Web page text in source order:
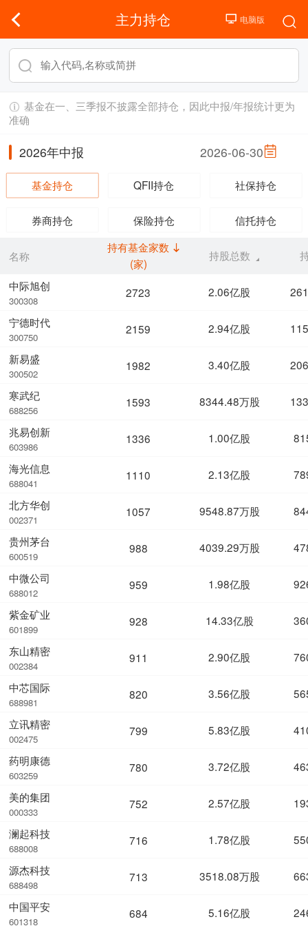
主力持仓
基金在一、三季报不披露全部持仓，因此中报/年报统计更为
准确
2026年中报 2026-06-30
基金持仓 QFII持仓 社保持仓
券商持仓 保险持仓 信托持仓
名称
中际旭创
300308
宁德时代
300750
新易盛
300502
寒武纪
688256
兆易创新
603986
海光信息
688041
北方华创
002371
贵州茅台
600519
中微公司
688012
紫金矿业
601899
东山精密
002384
中芯国际
688981
立讯精密
002475
药明康德
603259
美的集团
000333
澜起科技
688008
源杰科技
688498
中国平安
601318
持有基金家数
(家)
持股总数
2723 2.06亿股
2159 2.94亿股
1982 3.40亿股
1593 8344.48万股
1336 1.00亿股
1110 2.13亿股
1057 9548.87万股
988 4039.29万股
959 1.98亿股
928 14.33亿股
911 2.90亿股
820 3.56亿股
799 5.83亿股
780 3.72亿股
752 2.57亿股
716 1.78亿股
713 3518.08万股
684 5.16亿股